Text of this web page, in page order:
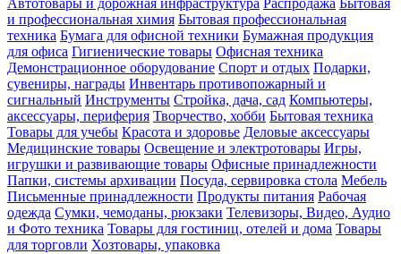
Автотовары и дорожная инфраструктура Распродажа Бытовая
и профессиональная химия Бытовая профессиональная
техника Бумага для офисной техники Бумажная продукция
для офиса Гигиенические товары Офисная техника
Демонстрационное оборудование Спорт и отдых Подарки,
сувениры, награды Инвентарь противопожарный и
сигнальный Инструменты Стройка, дача, сад Компьютеры,
аксессуары, периферия Творчество, хобби Бытовая техника
Товары для учебы Красота и здоровье Деловые аксессуары
Медицинские товары Освещение и электротовары Игры,
игрушки и развивающие товары Офисные принадлежности
Папки, системы архивации Посуда, сервировка стола Мебель
Письменные принадлежности Продукты питания Рабочая
одежда Сумки, чемоданы, рюкзаки Телевизоры, Видео, Аудио
и Фото техника Товары для гостиниц, отелей и дома Товары
для торговли Хозтовары, упаковка